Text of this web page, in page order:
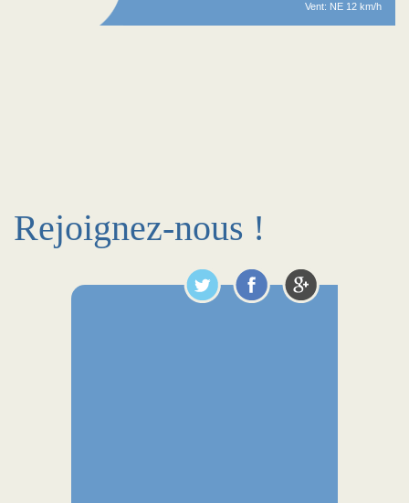
Vent: NE 12 km/h
Rejoignez-nous !